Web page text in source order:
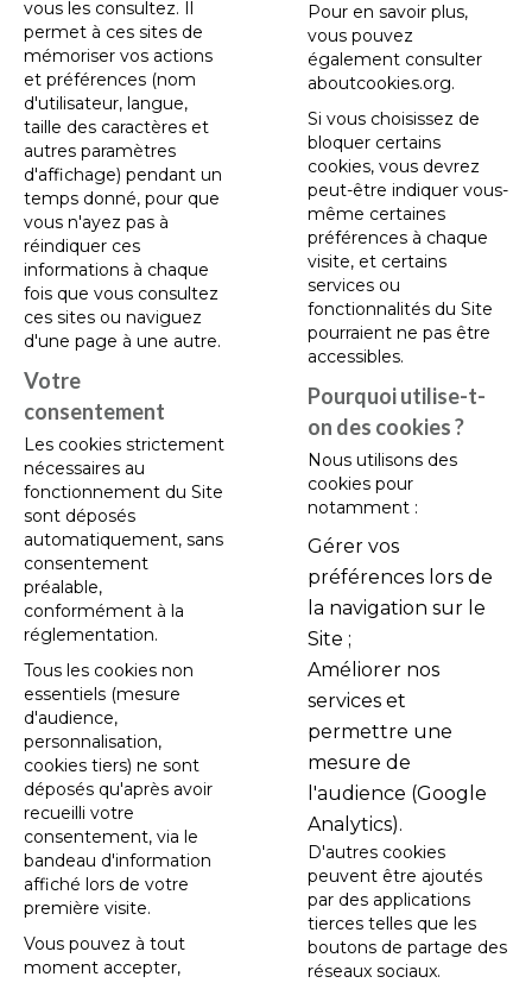
vous les consultez. Il
permet à ces sites de
mémoriser vos actions
et préférences (nom
d'utilisateur, langue,
taille des caractères et
autres paramètres
d'affichage) pendant un
temps donné, pour que
vous n'ayez pas à
réindiquer ces
informations à chaque
fois que vous consultez
ces sites ou naviguez
d'une page à une autre.
Votre
consentement
Les cookies strictement
nécessaires au
fonctionnement du Site
sont déposés
automatiquement, sans
consentement
préalable,
conformément à la
réglementation.
Tous les cookies non
essentiels (mesure
d'audience,
personnalisation,
cookies tiers) ne sont
déposés qu'après avoir
recueilli votre
consentement, via le
bandeau d'information
affiché lors de votre
première visite.
Vous pouvez à tout
moment accepter,
Pour en savoir plus,
vous pouvez
également consulter
aboutcookies.org.
Si vous choisissez de
bloquer certains
cookies, vous devrez
peut-être indiquer vous-
même certaines
préférences à chaque
visite, et certains
services ou
fonctionnalités du Site
pourraient ne pas être
accessibles.
Pourquoi utilise-t-
on des cookies ?
Nous utilisons des
cookies pour
notamment :
Gérer vos
préférences lors de
la navigation sur le
Site ;
Améliorer nos
services et
permettre une
mesure de
l'audience (Google
Analytics).
D'autres cookies
peuvent être ajoutés
par des applications
tierces telles que les
boutons de partage des
réseaux sociaux.